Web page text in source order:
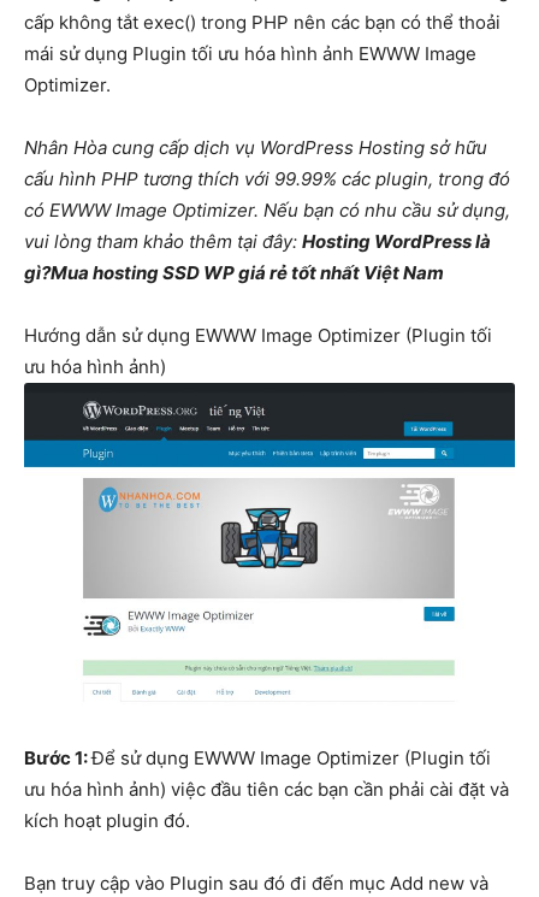
cấp không tắt exec() trong PHP nên các bạn có thể thoải
mái sử dụng Plugin tối ưu hóa hình ảnh EWWW Image
Optimizer.
Nhân Hòa cung cấp dịch vụ WordPress Hosting sở hữu
cấu hình PHP tương thích với 99.99% các plugin, trong đó
có EWWW Image Optimizer. Nếu bạn có nhu cầu sử dụng,
vui lòng tham khảo thêm tại đây: Hosting WordPress là
gì?Mua hosting SSD WP giá rẻ tốt nhất Việt Nam
Hướng dẫn sử dụng EWWW Image Optimizer (Plugin tối
ưu hóa hình ảnh)
Bước 1:Để sử dụng EWWW Image Optimizer (Plugin tối
ưu hóa hình ảnh) việc đầu tiên các bạn cần phải cài đặt và
kích hoạt plugin đó.
Bạn truy cập vào Plugin sau đó đi đến mục Add new và